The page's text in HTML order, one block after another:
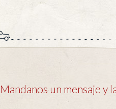
Mandanos un mensaje y